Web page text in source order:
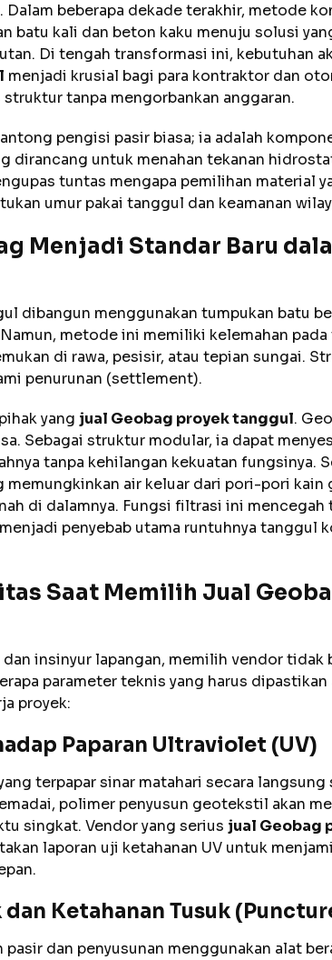
Dalam beberapa dekade terakhir, metode
batu kali dan beton kaku menuju solusi
Di tengah transformasi ini, kebutuhan
menjadi krusial bagi para kontraktor dan
tanpa mengorbankan anggaran.
pengisi pasir biasa; ia adalah
dirancang untuk menahan tekanan
tuntas mengapa pemilihan material
umur pakai tanggul dan keamanan
Menjadi Standar Baru
dibangun menggunakan tumpukan batu
metode ini memiliki kelemahan
di rawa, pesisir, atau tepian sungai.
penurunan (settlement).
yang jual Geobag proyek tanggul.
Sebagai struktur modular, ia dapat
tanpa kehilangan kekuatan fungsinya.
memungkinkan air keluar dari pori-pori
di dalamnya. Fungsi filtrasi ini mencegah
penyebab utama runtuhnya tanggul
Saat Memilih Jual
insinyur lapangan, memilih vendor tidak
parameter teknis yang harus
proyek:
Paparan Ultraviolet (UV)
terpapar sinar matahari secara langsung
polimer penyusun geotekstil akan
singkat. Vendor yang serius jual Geobag
laporan uji ketahanan UV untuk
dan Ketahanan Tusuk
dan penyusunan menggunakan alat